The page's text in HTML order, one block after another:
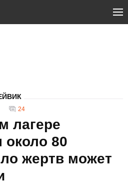
24
лагере
около 80
жертв может